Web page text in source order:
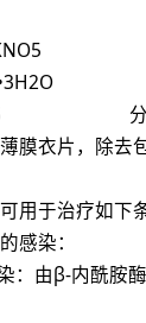
分子
薄膜衣片，除去
可用于治疗如下
感染：
：由β-内酰胺